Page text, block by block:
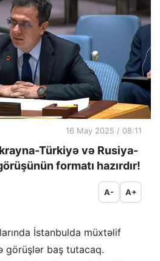
16 May 2025 / 08:11
Türkiyə və Rusiya-
formatı hazırdır!
A- A+
İstanbulda müxtəlif
görüşlər baş tutacaq.